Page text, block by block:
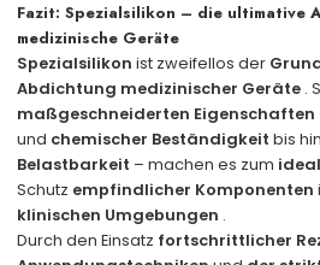
Fazit: Spezialsilikon – die ultimative
medizinische Geräte
Spezialsilikon ist zweifellos der
Abdichtung medizinischer Geräte .
maßgeschneiderten Eigenschaften
und chemischer Beständigkeit bis
Belastbarkeit – machen es zum
Schutz empfindlicher Komponenten
klinischen Umgebungen .
Durch den Einsatz fortschrittlicher